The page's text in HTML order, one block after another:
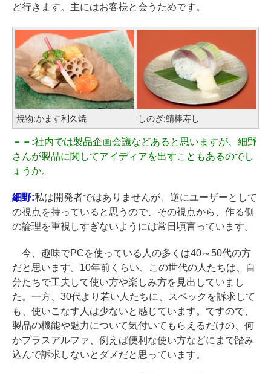
ど行きます。主にはお客様と会うためです。
焼物:かます利久焼 しのぎ:鯖棒寿し
－－:社内では製品企画会議などあると思いますが、細野
さんが製品に関してアイディアを出すこともあるのでし
ょうか。
細野:私は開発者ではありませんが、逆にユーザーとして
の視点を持っていると思うので、その視点から、作る側
の論理を重視しすぎないようには常日頃言っています。
今、趣味でPCを使っている人の多くは40～50代の方
だと思います。10年前くらい、この世代の人たちは、自
分たちで工夫して使い方や楽しみ方を見出していまし
た。一方、30代より若い人たちに、スペックを訴求して
も、使いこなす人は少ないと感じています。ですので、
製品の機能や魅力について気付いてもらえるだけの、何
かプラスアルファ、例えば便利な使い方などにまで踏み
込んで訴求しないとダメだと思っています。